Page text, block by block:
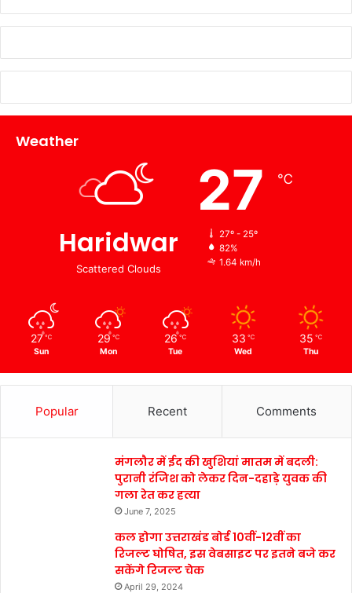
Weather
Haridwar
Scattered Clouds
27 ℃
27º - 25º
82%
1.64 km/h
27 ℃
Sun
29 ℃
Mon
26 ℃
Tue
33 ℃
Wed
35 ℃
Thu
Popular Recent Comments
मंगलौर में ईद की खुशियां मातम में बदली:
पुरानी रंजिश को लेकर दिन-दहाड़े युवक की
गला रेत कर हत्या
June 7, 2025
कल होगा उत्तराखंड बोर्ड 10वीं-12वीं का
रिजल्ट घोषित, इस वेबसाइट पर इतने बजे कर
सकेंगे रिजल्ट चेक
April 29, 2024